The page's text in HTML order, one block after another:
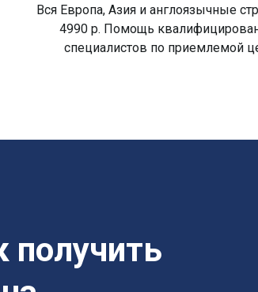
Вся Европа, Азия и англоязычные
4990 р. Помощь
специалистов по приемлемой
получить